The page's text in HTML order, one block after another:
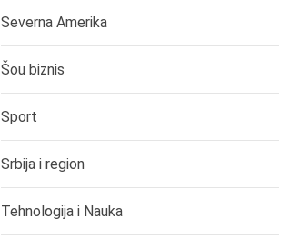
Severna Amerika
Šou biznis
Sport
Srbija i region
Tehnologija i Nauka